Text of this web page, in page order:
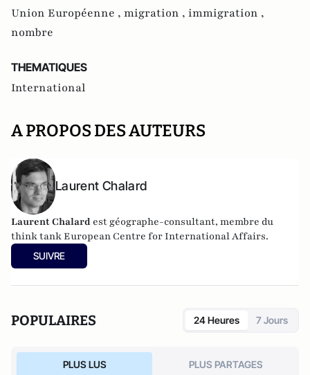
Union Européenne , migration , immigration ,
nombre
THEMATIQUES
International
A PROPOS DES AUTEURS
Laurent Chalard
Laurent Chalard est géographe-consultant, membre du
think tankEuropean Centre for International Affairs.
SUIVRE
POPULAIRES 24 Heures 7 Jours
PLUS LUS PLUS PARTAGES